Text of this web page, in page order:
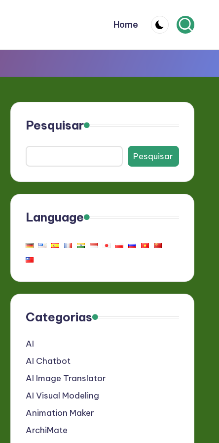
Home
Pesquisar
Pesquisar
Language
Categorias
AI
AI Chatbot
AI Image Translator
AI Visual Modeling
Animation Maker
ArchiMate